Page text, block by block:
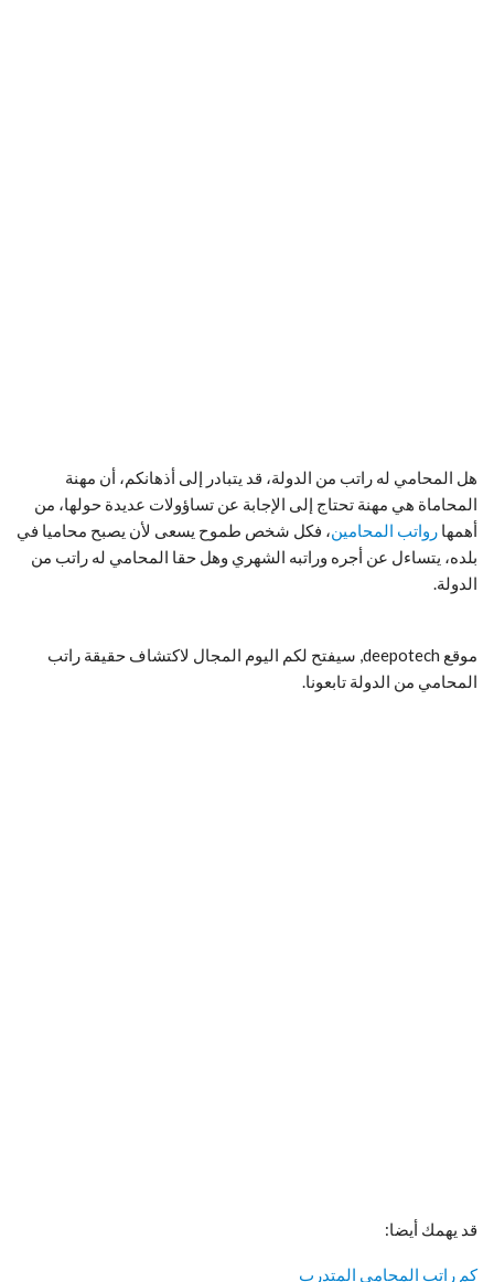
هل المحامي له راتب من الدولة، قد يتبادر إلى أذهانكم، أن مهنة
المحاماة هي مهنة تحتاج إلى الإجابة عن تساؤولات عديدة حولها، من
أهمها رواتب المحامين، فكل شخص طموح يسعى لأن يصبح محاميا في
بلده، يتساءل عن أجره وراتبه الشهري وهل حقا المحامي له راتب من
الدولة.
موقع deepotech, سيفتح لكم اليوم المجال لاكتشاف حقيقة راتب
المحامي من الدولة تابعونا.
قد يهمك أيضا:
كم راتب المحامي المتدرب